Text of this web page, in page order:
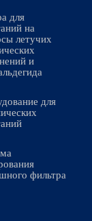
для
на
летучих
и
для
фильтра